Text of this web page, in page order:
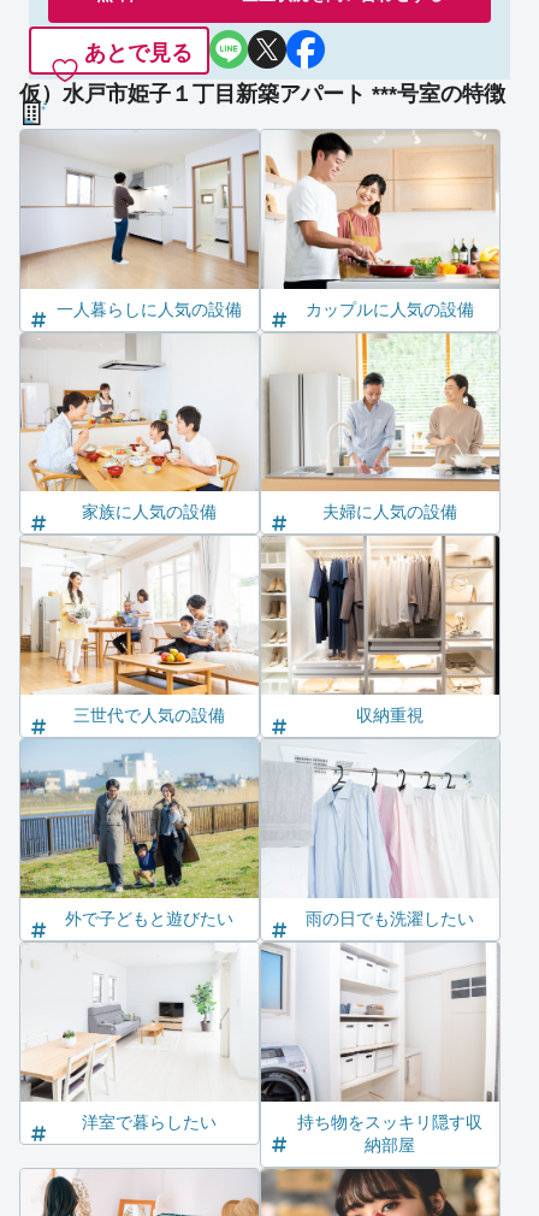
あとで見る
仮）水戸市姫子１丁目新築アパート ***号室の特徴
一人暮らしに人気の設備 カップルに人気の設備
家族に人気の設備 夫婦に人気の設備
三世代で人気の設備 収納重視
外で子どもと遊びたい 雨の日でも洗濯したい
洋室で暮らしたい
持ち物をスッキリ隠す収
納部屋